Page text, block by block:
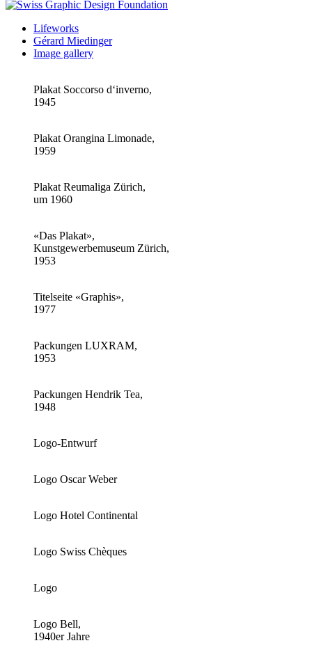
Lifeworks
Gérard Miedinger
Image gallery
Plakat Soccorso d‘inverno,
1945
Plakat Orangina Limonade,
1959
Plakat Reumaliga Zürich,
um 1960
«Das Plakat»,
Kunstgewerbemuseum Zürich,
1953
Titelseite «Graphis»,
1977
Packungen LUXRAM,
1953
Packungen Hendrik Tea,
1948
Logo-Entwurf
Logo Oscar Weber
Logo Hotel Continental
Logo Swiss Chèques
Logo
Logo Bell,
1940er Jahre